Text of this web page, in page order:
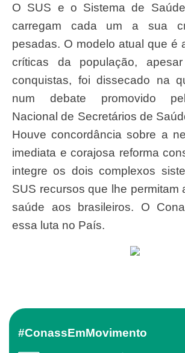
O SUS e o Sistema de Saúde Suplementar
carregam cada um a sua
pesadas. O modelo atual que é
críticas da população,
conquistas, foi dissecado na
num debate promovido
Nacional de Secretários de
Houve concordância sobre a
imediata e corajosa reforma
integre os dois complexos
SUS recursos que lhe permitam
saúde aos brasileiros. O
essa luta no País.
#ConassEmMovimento